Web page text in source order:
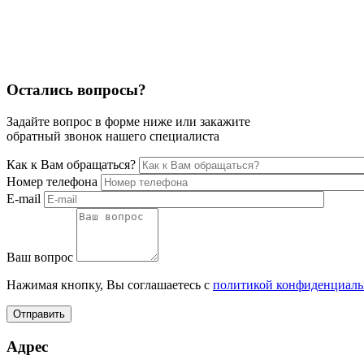
Остались вопросы?
Задайте вопрос в форме ниже или закажите
обратный звонок нашего специалиста
Как к Вам обращаться?
Номер телефона
E-mail
Ваш вопрос
Нажимая кнопку, Вы соглашаетесь с политикой
Отправить
Адрес